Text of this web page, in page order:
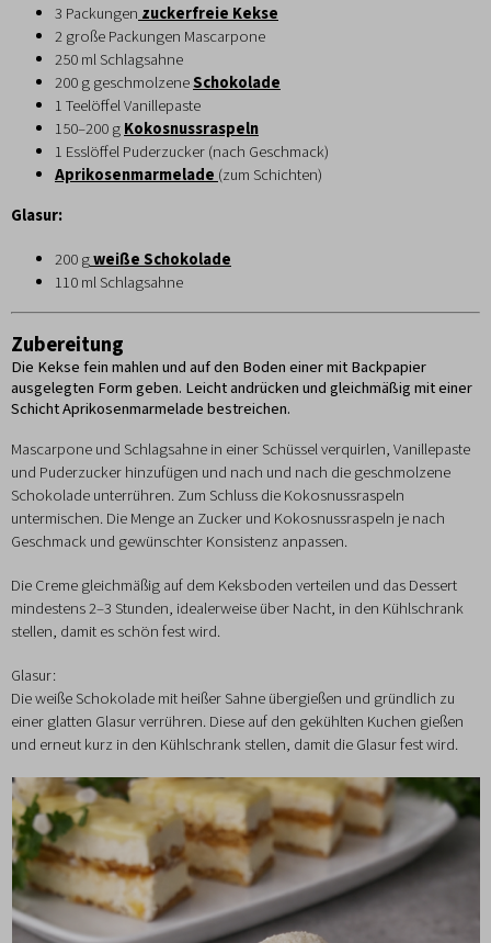
3 Packungen zuckerfreie Kekse
2 große Packungen Mascarpone
250 ml Schlagsahne
200 g geschmolzeneSchokolade
1 Teelöffel Vanillepaste
150–200 gKokosnussraspeln
1 Esslöffel Puderzucker (nach Geschmack)
Aprikosenmarmelade (zum Schichten)
Glasur:
200 gweiße Schokolade
110 ml Schlagsahne
Zubereitung
Die Kekse fein mahlen und auf den Boden einer mit Backpapier
ausgelegten Form geben. Leicht andrücken und gleichmäßig mit einer
Schicht Aprikosenmarmelade bestreichen.
Mascarpone und Schlagsahne in einer Schüssel verquirlen, Vanillepaste
und Puderzucker hinzufügen und nach und nach die geschmolzene
Schokolade unterrühren. Zum Schluss die Kokosnussraspeln
untermischen. Die Menge an Zucker und Kokosnussraspeln je nach
Geschmack und gewünschter Konsistenz anpassen.
Die Creme gleichmäßig auf dem Keksboden verteilen und das Dessert
mindestens 2–3 Stunden, idealerweise über Nacht, in den Kühlschrank
stellen, damit es schön fest wird.
Glasur:
Die weiße Schokolade mit heißer Sahne übergießen und gründlich zu
einer glatten Glasur verrühren. Diese auf den gekühlten Kuchen gießen
und erneut kurz in den Kühlschrank stellen, damit die Glasur fest wird.